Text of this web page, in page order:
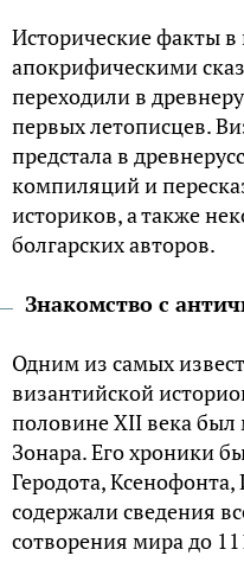
Исторические факты
апокрифическими
переходили в
первых летописцев.
предстала в
компиляций и
историков, а также
болгарских авторов.
Знакомство с
Одним из самых
византийской
половине XII века
Зонара. Его хроники
Геродота,
содержали сведения
сотворения мира до